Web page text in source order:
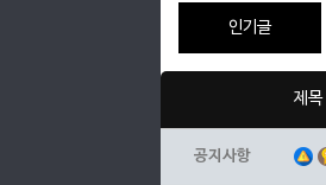
인기글
제목
공지사항